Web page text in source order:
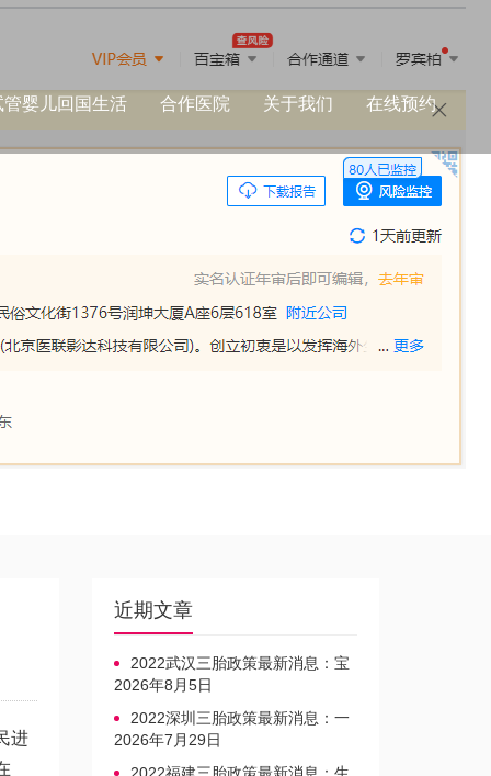
管婴儿回国生活 合作医院 关于我们 在线预约
进
近期文章
2022武汉三胎政策最新消息：宝
宝上户口不再罚款
2026年8月5日
2022深圳三胎政策最新消息：一
文读懂上户口是否罚款
2026年7月29日